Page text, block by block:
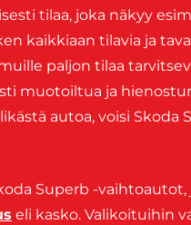
tilaa, joka näkyy
kaikkiaan tilavia ja
paljon tilaa
muotoiltua ja
autoa, voisi
Superb -
eli kasko. Valikoituihin